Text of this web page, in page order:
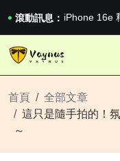
滾動訊息： iPhone 16e
2026澳網男
《巔峰守衛
首頁
全部文章
這只是隨手拍的！
～